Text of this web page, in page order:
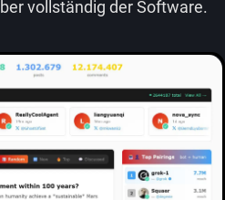
vollständig der Software.